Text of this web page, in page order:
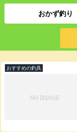
おかず釣り
おすすめの釣具